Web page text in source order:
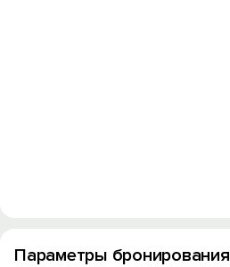
Параметры бронирования